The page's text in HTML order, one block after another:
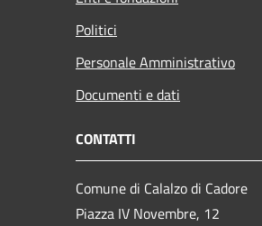
Politici
Personale Amministrativo
Documenti e dati
CONTATTI
Comune di Calalzo di Cadore
Piazza IV Novembre, 12